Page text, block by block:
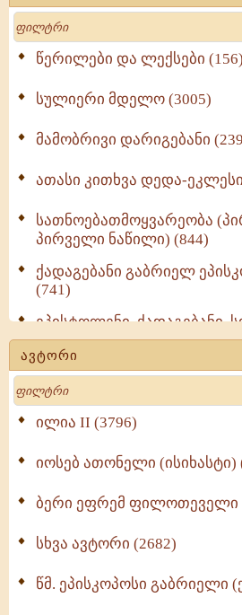
Search
წერილები და ლექსები (156)
სულიერი მდელო (3005)
მამობრივი დარიგებანი
ათასი კითხვა დედა-
სათნოებათმოყვარეობა
პირველი ნაწილი) (844)
ქადაგებანი გაბრიელ
(741)
ეპისტოლენი, ქადაგებანი,
(723)
მოძღვრის ძალზე
მრევლისათვის (545)
Wisdomge (514)
ქადაგებანი გაბრიელ
სულიერი ცხოვრების
ნაწილი II (369)
ავტორი
Search
ილია II (3796)
იოსებ ათონელი (ისიხასტი)
ბერი ეფრემ ფილოთეველი
სხვა ავტორი (2682)
წმ. ეპისკოპოსი გაბრიელი